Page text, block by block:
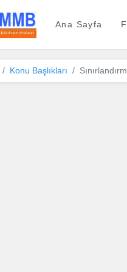
SHKMMB
Ana Sayfa
Konu Başlıkları